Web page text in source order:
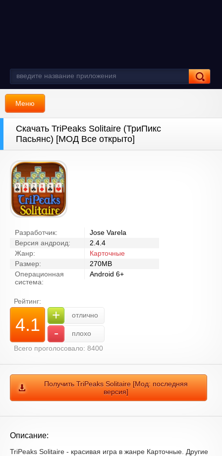
Меню
Скачать TriPeaks Solitaire (ТриПикс
Пасьянс) [МОД Все открыто]
Разработчик:
Jose Varela
Версия андроид:
2.4.4
Жанр:
Карточные
Размер:
270MB
Операционная
система:
Android 6+
Рейтинг:
4.1 + отлично
-
плохо
Всего проголосовало: 8400
Получить TriPeaks Solitaire [Мод: последняя
версия]
Описание:
TriPeaks Solitaire - красивая игра в жанре Карточные. Другие